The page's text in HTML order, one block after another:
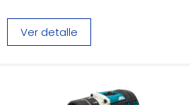
Ver detalle